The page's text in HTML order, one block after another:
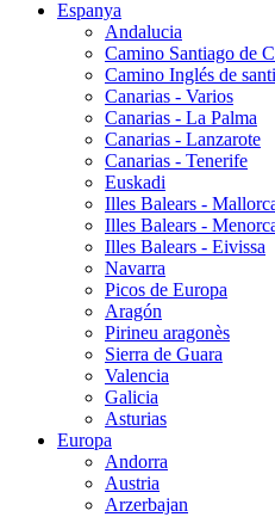
Espanya
Andalucia
Camino Santiago de
Camino Inglés de
Canarias - Varios
Canarias - La Palma
Canarias - Lanzarote
Canarias - Tenerife
Euskadi
Illes Balears -
Illes Balears -
Illes Balears - Eivissa
Navarra
Picos de Europa
Aragón
Pirineu aragonès
Sierra de Guara
Valencia
Galicia
Asturias
Europa
Andorra
Austria
Arzerbajan